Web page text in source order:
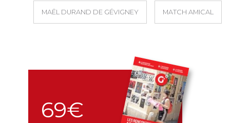
MAËL DURAND DE GÉVIGNEY MATCH AMICAL
69€